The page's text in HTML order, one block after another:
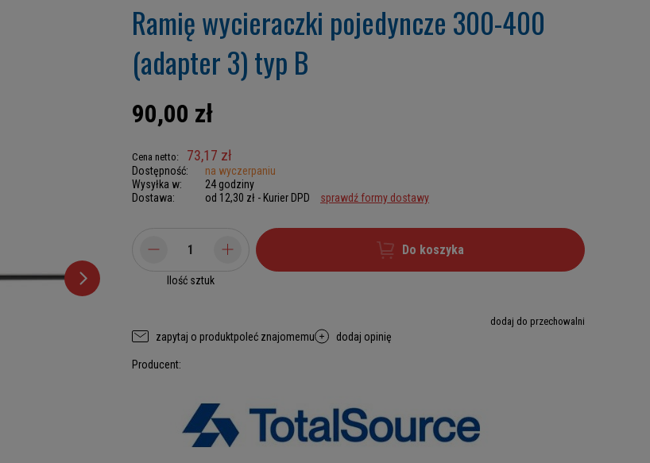
Ramię wycieraczki pojedyncze 300-400
(adapter 3) typ B
90,00 zł
Cena netto: 73,17 zł
Dostępność:
na wyczerpaniu
Wysyłka w:
24 godziny
Dostawa:
od 12,30 zł - Kurier DPD sprawdź formy dostawy
Ilość sztuk
Do koszyka
dodaj do przechowalni
zapytaj o produktpoleć znajomemu dodaj opinię
Producent: